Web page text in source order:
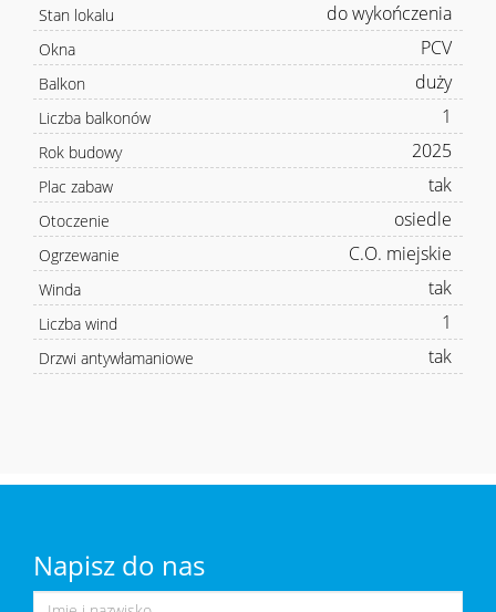
Stan lokalu do wykończenia
Okna PCV
Balkon duży
Liczba balkonów 1
Rok budowy 2025
Plac zabaw tak
Otoczenie osiedle
Ogrzewanie C.O. miejskie
Winda tak
Liczba wind 1
Drzwi antywłamaniowe tak
Napisz do nas